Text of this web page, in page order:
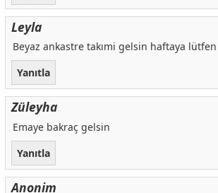
Leyla
Beyaz ankastre takımi gelsin haftaya
Yanıtla
Züleyha
Emaye bakraç gelsin
Yanıtla
Anonim